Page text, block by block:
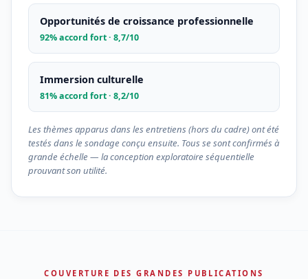
Opportunités de croissance professionnelle
92% accord fort · 8,7/10
Immersion culturelle
81% accord fort · 8,2/10
Les thèmes apparus dans les entretiens (hors du cadre) ont été
testés dans le sondage conçu ensuite. Tous se sont confirmés à
grande échelle — la conception exploratoire séquentielle
prouvant son utilité.
COUVERTURE DES GRANDES PUBLICATIONS